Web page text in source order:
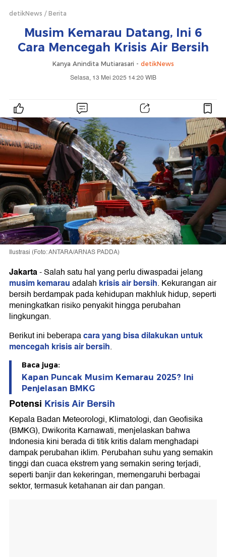
detikNews Berita
Musim Kemarau Datang, Ini 6
Cara Mencegah Krisis Air Bersih
Kanya Anindita Mutiarasari - detikNews
Selasa, 13 Mei 2025 14:20 WIB
Ilustrasi (Foto: ANTARA/ARNAS PADDA)
Jakarta-Salah satu hal yang perlu diwaspadai jelang
musim kemarauadalah krisis air bersih. Kekurangan air
bersih berdampak pada kehidupan makhluk hidup, seperti
meningkatkan risiko penyakit hingga perubahan
lingkungan.
Berikut ini beberapacara yang bisa dilakukan untuk
mencegah krisis air bersih.
Baca juga:
Kapan Puncak Musim Kemarau 2025? Ini
Penjelasan BMKG
Potensi Krisis Air Bersih
Kepala Badan Meteorologi, Klimatologi, dan Geofisika
(BMKG), Dwikorita Karnawati, menjelaskan bahwa
Indonesia kini berada di titik kritis dalam menghadapi
dampak perubahan iklim. Perubahan suhu yang semakin
tinggi dan cuaca ekstrem yang semakin sering terjadi,
seperti banjir dan kekeringan, memengaruhi berbagai
sektor, termasuk ketahanan air dan pangan.